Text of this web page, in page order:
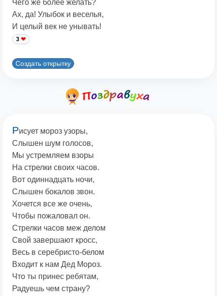
Чего же более желать?
Ах, да! Улыбок и веселья,
И целый век не унывать!
3
Создать открытку
Рисует мороз узоры,
Слышен шум голосов,
Мы устремляем взоры
На стрелки своих часов.
Вот одиннадцать ночи,
Слышен бокалов звон.
Хочется все же очень,
Чтобы пожаловал он.
Стрелки часов меж делом
Свой завершают кросс,
Весь в серебристо-белом
Входит к нам Дед Мороз.
Что ты принес ребятам,
Радуешь чем страну?